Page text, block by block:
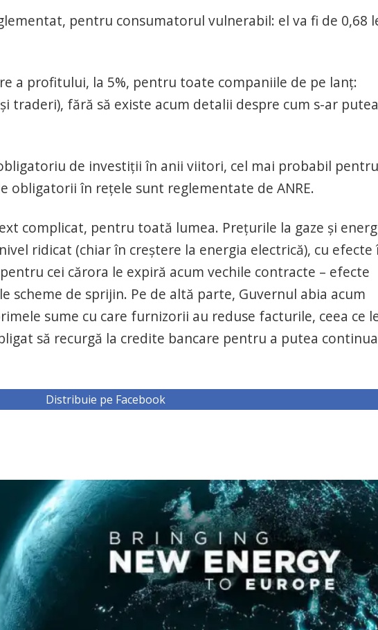
pentru consumatorul vulnerabil: el va fi de 0,68
a profitului, la 5%, pentru toate companiile de pe lanț:
traderi), fără să existe acum detalii despre cum s-ar putea
de investiții în anii viitori, cel mai probabil pentru
în rețele sunt reglementate de ANRE.
complicat, pentru toată lumea. Prețurile la gaze și
ridicat (chiar în creștere la energia electrică), cu efecte
cei cărora le expiră acum vechile contracte – efecte
scheme de sprijin. Pe de altă parte, Guvernul abia acum
sume cu care furnizorii au reduse facturile, ceea ce
să recurgă la credite bancare pentru a putea continua
Distribuie pe Facebook